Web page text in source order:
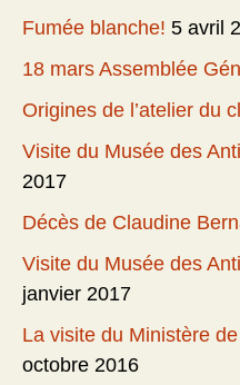
Fumée blanche! 5 avril
18 mars Assemblée
Origines de l’atelier du
Visite du Musée des
2017
Décès de Claudine
Visite du Musée des
janvier 2017
La visite du Ministère
octobre 2016